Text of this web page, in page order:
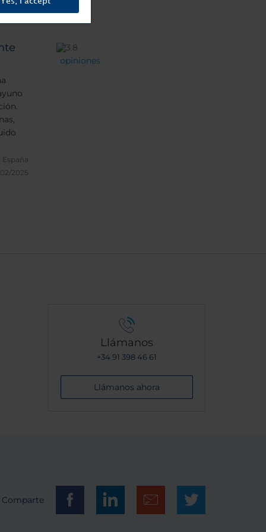
España
2025
opiniones
Llámanos
+34 91 398 46 61
Llámanos ahora
Comparte